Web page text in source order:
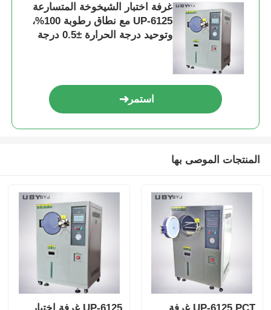
غرفة اختبار الشيخوخة المتسارعة
UP-6125 مع نطاق رطوبة 100%،
وتوحيد درجة الحرارة ±0.5 درجة
استمر
المنتجات الموصى بها